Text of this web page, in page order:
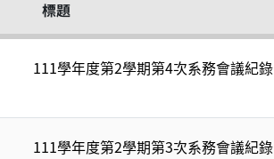
標題
111學年度第2學期第4次系務會議紀錄
111學年度第2學期第3次系務會議紀錄